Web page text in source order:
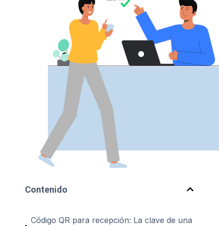
Contenido
Código QR para recepción: La clave de una